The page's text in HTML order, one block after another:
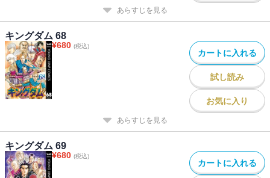
あらすじを見る
キングダム 68
¥680 (税込)
カートに入れる
試し読み
お気に入り
あらすじを見る
キングダム 69
¥680 (税込)
カートに入れる